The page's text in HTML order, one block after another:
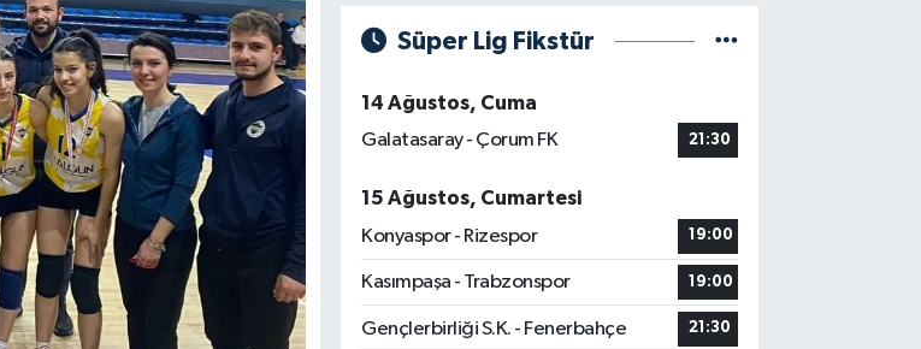
Süper Lig Fikstür
14 Ağustos, Cuma
Galatasaray - Çorum FK
21:30
15 Ağustos, Cumartesi
Konyaspor - Rizespor
19:00
Kasımpaşa - Trabzonspor 19:00
Gençlerbirliği S.K. - Fenerbahçe 21:30